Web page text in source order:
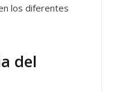
los diferentes
del